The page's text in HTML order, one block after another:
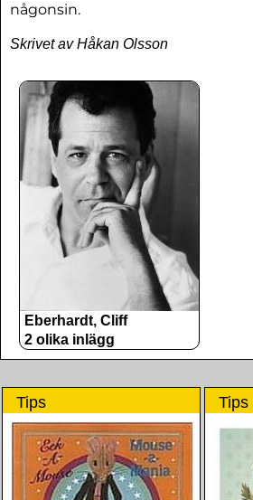
någonsin.
Skrivet av Håkan Olsson
Eberhardt, Cliff
2 olika inlägg
Tips Tips